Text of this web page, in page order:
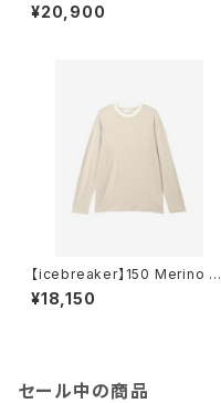
ジージョガーズ
¥20,900
【icebreaker】150 Merino St
ripe LS Tee
¥18,150
セール中の商品